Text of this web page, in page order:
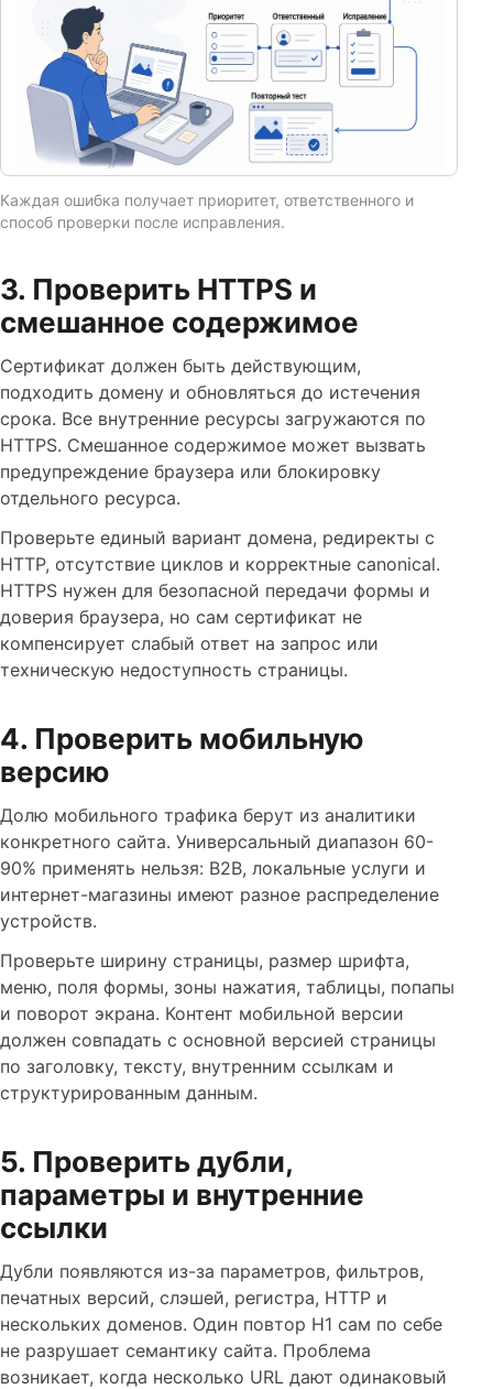
Каждая ошибка получает приоритет, ответственного и
способ проверки после исправления.
3. Проверить HTTPS и
смешанное содержимое
Сертификат должен быть действующим,
подходить домену и обновляться до истечения
срока. Все внутренние ресурсы загружаются по
HTTPS. Смешанное содержимое может вызвать
предупреждение браузера или блокировку
отдельного ресурса.
Проверьте единый вариант домена, редиректы с
HTTP, отсутствие циклов и корректные canonical.
HTTPS нужен для безопасной передачи формы и
доверия браузера, но сам сертификат не
компенсирует слабый ответ на запрос или
техническую недоступность страницы.
4. Проверить мобильную
версию
Долю мобильного трафика берут из аналитики
конкретного сайта. Универсальный диапазон 60-
90% применять нельзя: B2B, локальные услуги и
интернет-магазины имеют разное распределение
устройств.
Проверьте ширину страницы, размер шрифта,
меню, поля формы, зоны нажатия, таблицы, попапы
и поворот экрана. Контент мобильной версии
должен совпадать с основной версией страницы
по заголовку, тексту, внутренним ссылкам и
структурированным данным.
5. Проверить дубли,
параметры и внутренние
ссылки
Дубли появляются из-за параметров, фильтров,
печатных версий, слэшей, регистра, HTTP и
нескольких доменов. Один повтор H1 сам по себе
не разрушает семантику сайта. Проблема
возникает, когда несколько URL дают одинаковый